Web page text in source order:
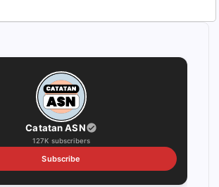
Catatan ASN
127K subscribers
Subscribe